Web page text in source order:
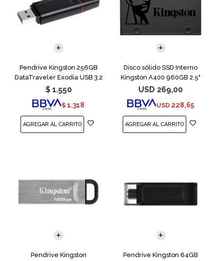
Pendrive Kingston 256GB
DataTraveler Exodia USB 3.2
$ 1.550
$ 1.318
Disco sólido SSD Interno
Kingston A400 960GB 2.5"
SATA 3
USD 269,00
USD 228,65
Pendrive Kingston
Pendrive Kingston 64GB